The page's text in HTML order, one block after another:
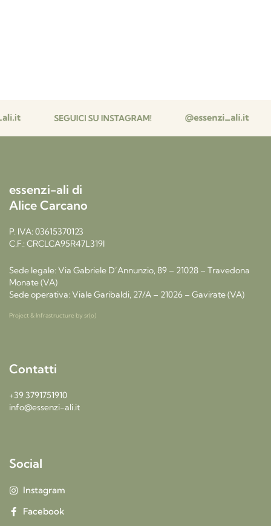
essenzi-ali di
Alice Carcano
P. IVA: 03615370123
C.F.: CRCLCA95R47L319I
Sede legale: Via Gabriele D’Annunzio, 89 – 21028 – Travedona
Monate (VA)
Sede operativa: Viale Garibaldi, 27/A – 21026 – Gavirate (VA)
Project & Infrastructure by sr(o)
Contatti
+39 3791751910
info@essenzi-ali.it
Social
Instagram
Facebook